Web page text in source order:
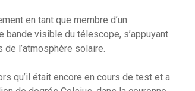
en tant que membre d’un
bande visible du télescope, s’appuyant
l’atmosphère solaire.
qu’il était encore en cours de test et a